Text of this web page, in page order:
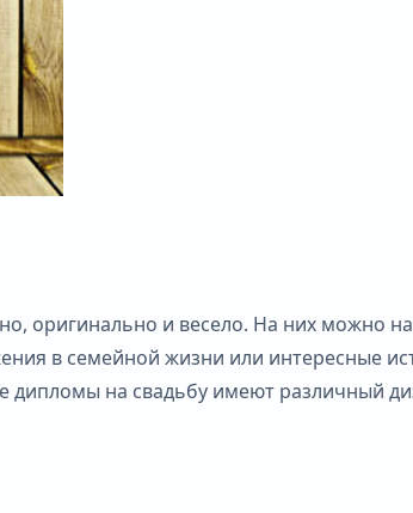
оригинально и весело. На них можно
в семейной жизни или интересные
на свадьбу имеют различный